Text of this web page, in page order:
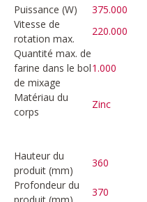
Puissance (W) 375.000
Vitesse de
rotation max.
220.000
Quantité max. de
farine dans le bol
de mixage
1.000
Matériau du
corps
Zinc
Hauteur du
produit (mm)
360
Profondeur du
370